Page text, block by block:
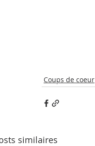
Coups de coeur
similaires